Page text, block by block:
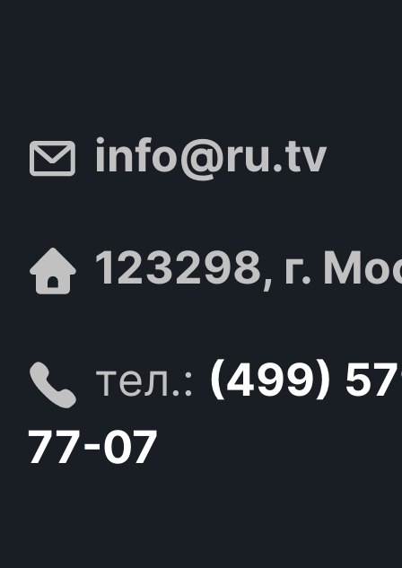
info@ru.tv
123298, г.
тел.: (499)
77-07